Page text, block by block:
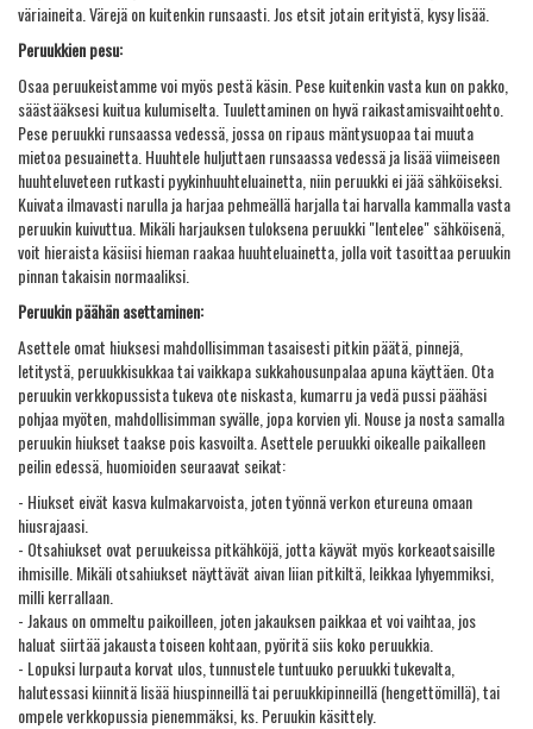
väriaineita. Värejä on kuitenkin runsaasti. Jos etsit jotain erityistä, kysy lisää.
Peruukkien pesu:
Osaa peruukeistamme voi myös pestä käsin. Pese kuitenkin vasta kun on pakko,
säästääksesi kuitua kulumiselta. Tuulettaminen on hyvä raikastamisvaihtoehto.
Pese peruukki runsaassa vedessä, jossa on ripaus mäntysuopaa tai muuta
mietoa pesuainetta. Huuhtele huljuttaen runsaassa vedessä ja lisää viimeiseen
huuhteluveteen rutkasti pyykinhuuhteluainetta, niin peruukki ei jää sähköiseksi.
Kuivata ilmavasti narulla ja harjaa pehmeällä harjalla tai harvalla kammalla vasta
peruukin kuivuttua. Mikäli harjauksen tuloksena peruukki "lentelee" sähköisenä,
voit hieraista käsiisi hieman raakaa huuhteluainetta, jolla voit tasoittaa peruukin
pinnan takaisin normaaliksi.
Peruukin päähän asettaminen:
Asettele omat hiuksesi mahdollisimman tasaisesti pitkin päätä, pinnejä,
letitystä, peruukkisukkaa tai vaikkapa sukkahousunpalaa apuna käyttäen. Ota
peruukin verkkopussista tukeva ote niskasta, kumarru ja vedä pussi päähäsi
pohjaa myöten, mahdollisimman syvälle, jopa korvien yli. Nouse ja nosta samalla
peruukin hiukset taakse pois kasvoilta. Asettele peruukki oikealle paikalleen
peilin edessä, huomioiden seuraavat seikat:
- Hiukset eivät kasva kulmakarvoista, joten työnnä verkon etureuna omaan
hiusrajaasi.
- Otsahiukset ovat peruukeissa pitkähköjä, jotta käyvät myös korkeaotsaisille
ihmisille. Mikäli otsahiukset näyttävät aivan liian pitkiltä, leikkaa lyhyemmiksi,
milli kerrallaan.
- Jakaus on ommeltu paikoilleen, joten jakauksen paikkaa et voi vaihtaa, jos
haluat siirtää jakausta toiseen kohtaan, pyöritä siis koko peruukkia.
- Lopuksi lurpauta korvat ulos, tunnustele tuntuuko peruukki tukevalta,
halutessasi kiinnitä lisää hiuspinneillä tai peruukkipinneillä (hengettömillä), tai
ompele verkkopussia pienemmäksi, ks. Peruukin käsittely.